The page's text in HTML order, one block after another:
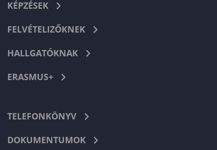
KÉPZÉSEK
FELVÉTELIZŐKNEK
HALLGATÓKNAK
ERASMUS+
TELEFONKÖNYV
DOKUMENTUMOK